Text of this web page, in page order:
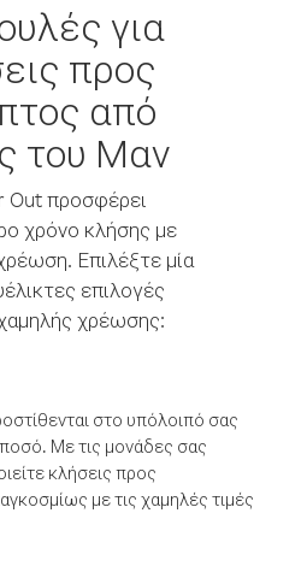
για
προς
από
του Μαν
Out προσφέρει
χρόνο κλήσης με
Επιλέξτε μία
επιλογές
χρέωσης:
στο υπόλοιπό σας
Με τις μονάδες σας
κλήσεις προς
με τις χαμηλές τιμές